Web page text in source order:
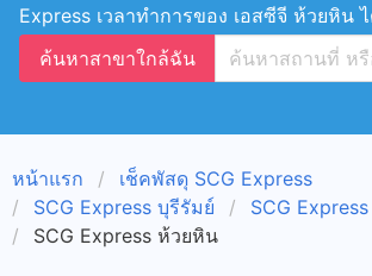
Express เวลาทำการของ เอสซีจี ห้วยหิน
ค้นหาสาขาใกล้ฉัน
หน้าแรก
เช็คพัสดุ SCG Express
SCG Express บุรีรัมย์
SCG
SCG Express ห้วยหิน